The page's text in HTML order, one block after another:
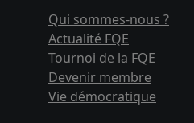
Qui sommes-nous ?
Actualité FQE
Tournoi de la FQE
Devenir membre
Vie démocratique